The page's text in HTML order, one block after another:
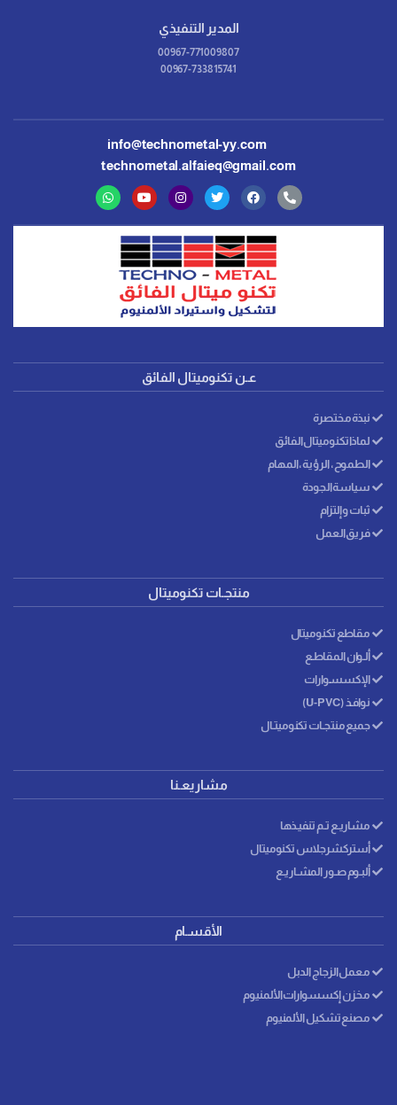
المدير التنفيذي
00967-771009807
00967-733815741
info@technometal-yy.com
technometal.alfaieq@gmail.com
عـن تكنوميتال الفائق
نبذة مختصرة
لماذا تكنوميتال الفائق
الطموح، الرؤية، المهام
سياسة الجودة
ثبات وإلتزام
فريق العمل
منتجـات تكنوميتال
مقاطع تكنوميتال
ألـوان المقاطـع
الإكسسـوارات
نوافـذ (U-PVC)
جميع منتجـات تكنوميتـال
مشاريعـنا
مشاريـع تـم تنفيـذها
أستركشرجلاس تكنوميتال
ألبـوم صـور المشـاريـع
الأقسـام
معمل الزجاج الدبل
مخزن إكسسوارات الألمنيوم
مصنع تشكيل الألمنيوم